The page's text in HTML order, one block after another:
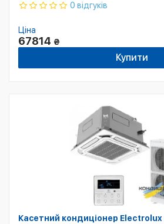
0 відгуків
Ціна
67814 ₴
Купити
Касетний кондиціонер Electrolux